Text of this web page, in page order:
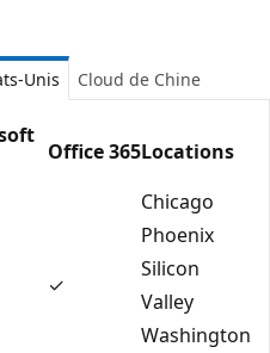
Unis Cloud de Chine
Office 365Locations
✓
Chicago
Phoenix
Silicon
Valley
Washington